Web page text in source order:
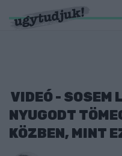
VIDEÓ - SOSEM
NYUGODT
KÖZBEN, MINT